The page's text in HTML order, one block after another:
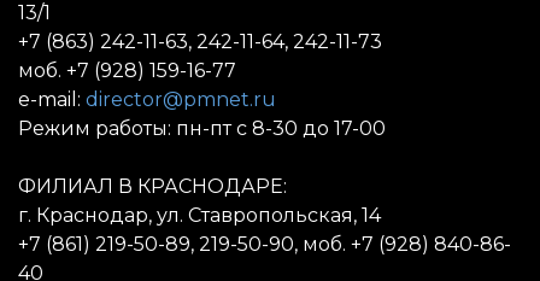
13/1
+7 (863) 242-11-63, 242-11-64, 242-11-73
моб. +7 (928) 159-16-77
e-mail: director@pmnet.ru
Режим работы: пн-пт с 8-30 до 17-00
ФИЛИАЛ В КРАСНОДАРЕ:
г. Краснодар, ул. Ставропольская, 14
+7 (861) 219-50-89, 219-50-90, моб. +7 (928) 840-86-
40